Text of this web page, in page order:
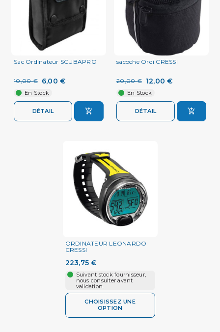
Sac Ordinateur SCUBAPRO
10,00 € 6,00 €
En Stock
DÉTAIL
sacoche Ordi CRESSI
20,00 € 12,00 €
En Stock
DÉTAIL
ORDINATEUR LEONARDO
CRESSI
223,75 €
Suivant stock fournisseur,
nous consulter avant
validation.
CHOISISSEZ UNE
OPTION